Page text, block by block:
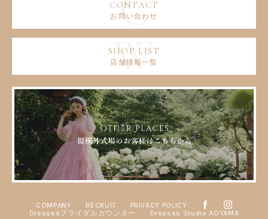
お問い合わせ
店舗情報一覧
COMPANY RECRUIT
PRIVACY POLICY
Dressesブライダルカウンター
Dresses Studio AOYAMA